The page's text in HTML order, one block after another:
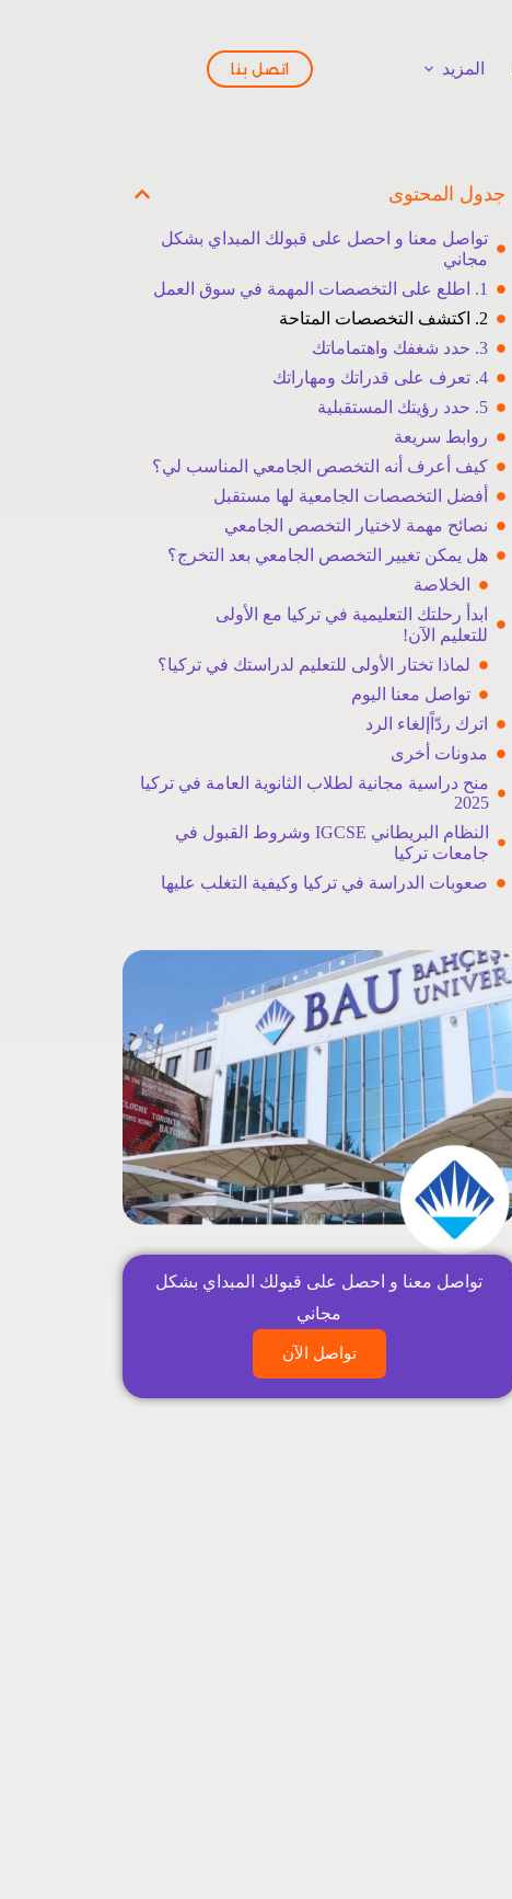
المزيد اتصل بنا
جدول المحتوى
تواصل معنا و احصل على قبولك المبداي بشكل
مجاني
1. اطلع على التخصصات المهمة في سوق العمل
2. اكتشف التخصصات المتاحة
3. حدد شغفك واهتماماتك
4. تعرف على قدراتك ومهاراتك
5. حدد رؤيتك المستقبلية
روابط سريعة
كيف أعرف أنه التخصص الجامعي المناسب لي؟
أفضل التخصصات الجامعية لها مستقبل
نصائح مهمة لاختيار التخصص الجامعي
هل يمكن تغيير التخصص الجامعي بعد التخرج؟
الخلاصة
ابدأ رحلتك التعليمية في تركيا مع الأولى
للتعليم الآن!
لماذا تختار الأولى للتعليم لدراستك في تركيا؟
تواصل معنا اليوم
اترك ردّاًإلغاء الرد
مدونات أخرى
منح دراسية مجانية لطلاب الثانوية العامة في تركيا
2025
النظام البريطاني IGCSE وشروط القبول في
جامعات تركيا
صعوبات الدراسة في تركيا وكيفية التغلب عليها
تواصل معنا و احصل على قبولك المبداي بشكل
مجاني
تواصل الآن